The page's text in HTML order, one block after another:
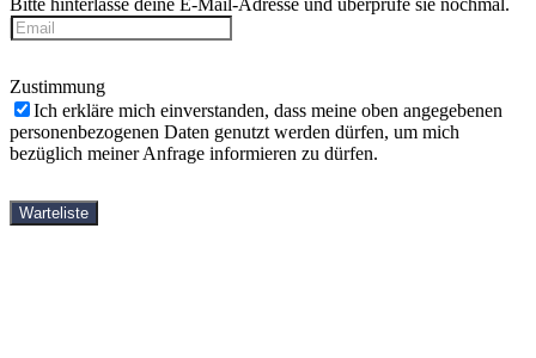
Bitte hinterlasse deine E-Mail-Adresse und überprüfe sie nochmal.
Zustimmung
Ich erkläre mich einverstanden, dass meine oben angegebenen
personenbezogenen Daten genutzt werden dürfen, um mich
bezüglich meiner Anfrage informieren zu dürfen.
Warteliste